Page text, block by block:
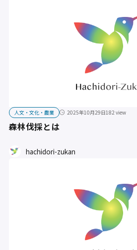
人文・文化・農業 2025年10月29日182 view
森林伐採とは
hachidori-zukan